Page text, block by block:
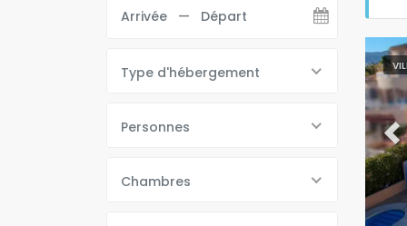
Type d'hébergement
Personnes
Chambres